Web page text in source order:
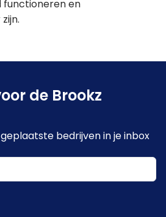
functioneren en
de Brookz
bedrijven in je inbox